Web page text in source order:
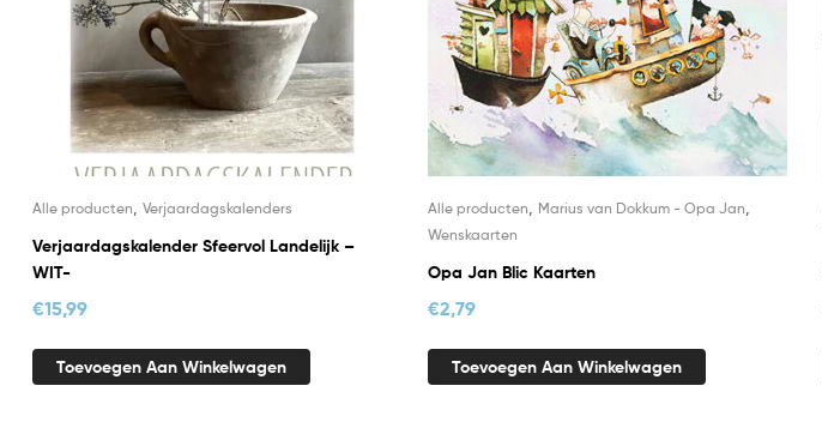
Alle producten Verjaardagskalenders
Verjaardagskalender Sfeervol Landelijk –
WIT-
€15,99
Toevoegen Aan Winkelwagen
Alle producten Marius van Dokkum - Opa Jan
Wenskaarten
Opa Jan Blic Kaarten
€2,79
Toevoegen Aan Winkelwagen